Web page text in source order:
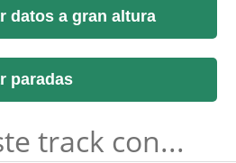
datos a gran altura
paradas
track con...